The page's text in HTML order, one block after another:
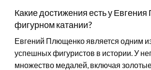
Какие достижения есть у
фигурном катании?
Евгений Плющенко является одним
успешных фигуристов в истории. У
множество медалей, включая